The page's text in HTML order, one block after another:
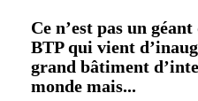
Ce n’est pas un
BTP qui vient
grand bâtiment
monde mais...